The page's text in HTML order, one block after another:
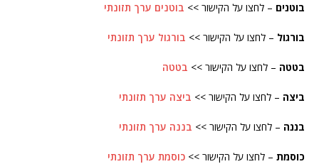
בוטנים – לחצו על הקישור >> בוטנים ערך תזונתי
בורגול – לחצו על הקישור >> בורגול ערך תזונתי
בטטה – לחצו על הקישור >> בטטה
ביצה – לחצו על הקישור >> ביצה ערך תזונתי
בננה – לחצו על הקישור >> בננה ערך תזונתי
כוסמת – לחצו על הקישור >> כוסמת ערך תזונתי